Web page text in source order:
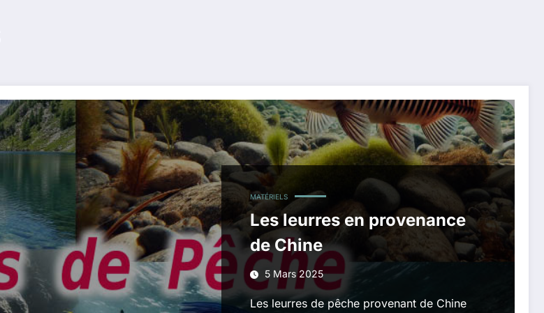
MATÉRIELS
Les leurres en provenance
de Chine
5 Mars 2025
Les leurres de pêche provenant de Chine